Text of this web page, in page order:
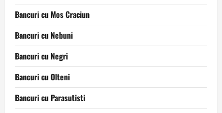
Bancuri cu Mos Craciun
Bancuri cu Nebuni
Bancuri cu Negri
Bancuri cu Olteni
Bancuri cu Parasutisti